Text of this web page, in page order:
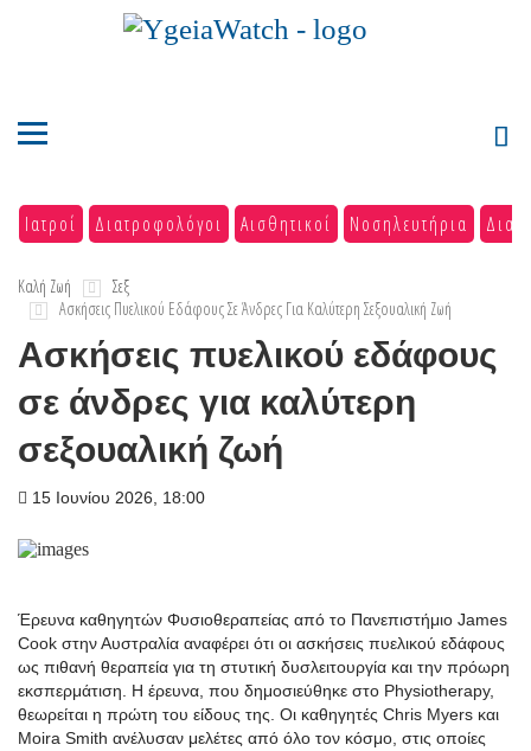
Ιατροί Διατροφολόγοι Αισθητικοί Νοσηλευτήρια
Καλή Ζωή
Σεξ
Ασκήσεις Πυελικού Εδάφους Σε Άνδρες Για Καλύτερη Σεξουαλική Ζωή
Ασκήσεις πυελικού εδάφους
σε άνδρες για καλύτερη
σεξουαλική ζωή
15 Ιουνίου 2026, 18:00
Έρευνα καθηγητών Φυσιοθεραπείας από το Πανεπιστήμιο James
Cook στην Αυστραλία αναφέρει ότι οι ασκήσεις πυελικού εδάφους
ως πιθανή θεραπεία για τη στυτική δυσλειτουργία και την πρόωρη
εκσπερμάτιση. Η έρευνα, που δημοσιεύθηκε στο Physiotherapy,
θεωρείται η πρώτη του είδους της. Οι καθηγητές Chris Myers και
Moira Smith ανέλυσαν μελέτες από όλο τον κόσμο, στις οποίες